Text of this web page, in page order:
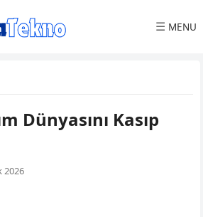
☰ MENU
Dünyasını Kasıp
2026